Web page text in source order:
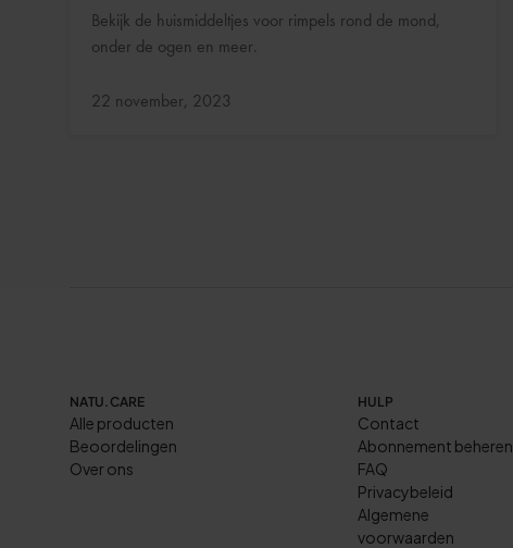
Bekijk de huismiddeltjes voor rimpels rond de mond,
onder de ogen en meer.
Bijgewerkt:
22 november, 2023
NATU.CARE
Alle producten
Beoordelingen
Over ons
HULP
Contact
Abonnement beheren
FAQ
Privacybeleid
Algemene
voorwaarden